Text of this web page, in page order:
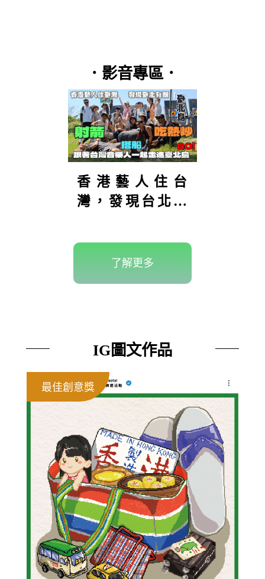
．影音專區．
香港藝人住台
灣，發現台北有
島」？！島上還
可以射箭！到底
了解更多
IG圖文作品
最佳創意獎